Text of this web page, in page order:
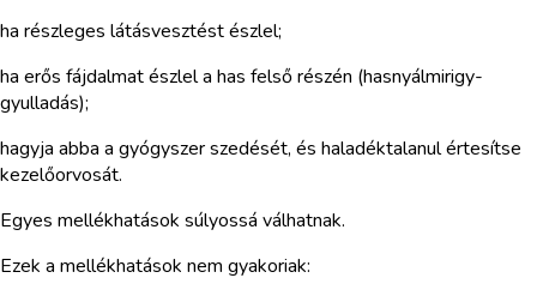
ha részleges látásvesztést észlel;
ha erős fájdalmat észlel a has felső részén (hasnyálmirigy-
gyulladás);
hagyja abba a gyógyszer szedését, és haladéktalanul értesítse
kezelőorvosát.
Egyes mellékhatások súlyossá válhatnak.
Ezek a mellékhatások nem gyakoriak: